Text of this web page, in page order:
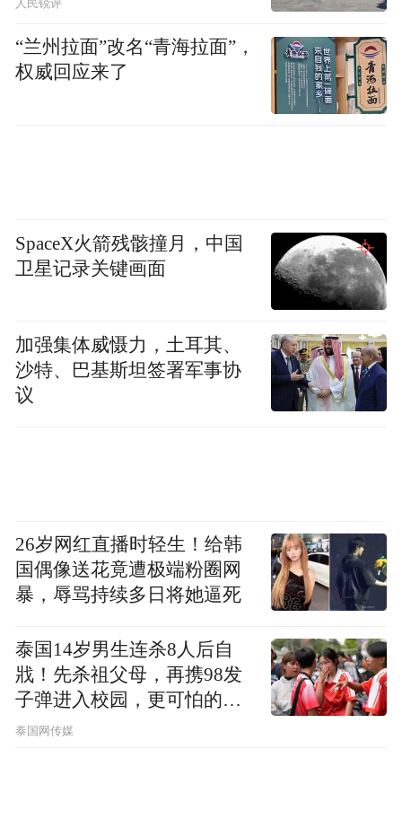
人民锐评
“兰州拉面”改名“青海拉面”，
权威回应来了
SpaceX火箭残骸撞月，中国
卫星记录关键画面
加强集体威慑力，土耳其、
沙特、巴基斯坦签署军事协
议
26岁网红直播时轻生！给韩
国偶像送花竟遭极端粉圈网
暴，辱骂持续多日将她逼死
泰国14岁男生连杀8人后自
戕！先杀祖父母，再携98发
子弹进入校园，更可怕的细
节公布了
泰国网传媒